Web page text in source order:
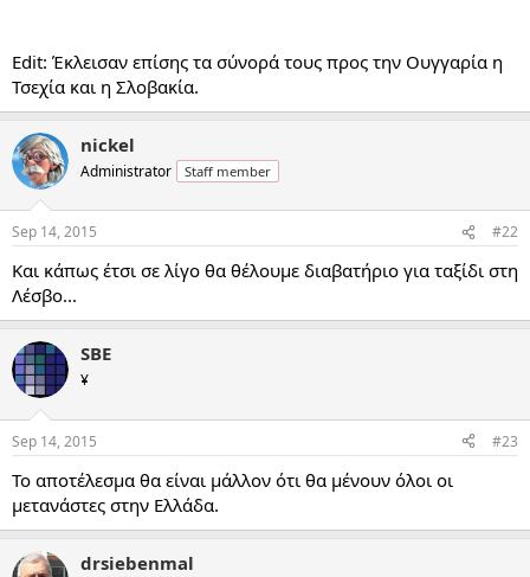
Edit: Έκλεισαν επίσης τα σύνορά τους προς την Ουγγαρία η
Τσεχία και η Σλοβακία.
nickel
Administrator Staff member
Sep 14, 2015 #22
Και κάπως έτσι σε λίγο θα θέλουμε διαβατήριο για ταξίδι στη
Λέσβο...
SBE
¥
Sep 14, 2015 #23
Το αποτέλεσμα θα είναι μάλλον ότι θα μένουν όλοι οι
μετανάστες στην Ελλάδα.
drsiebenmal